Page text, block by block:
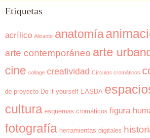
Etiquetas
acrílico Alicante anatomía
arte contemporáneo arte
cine collage creatividad Círculos cromáticos
de proyecto Do it yourself EASDA
cultura esquemas cromáticos figura
fotografía herramientas digitales